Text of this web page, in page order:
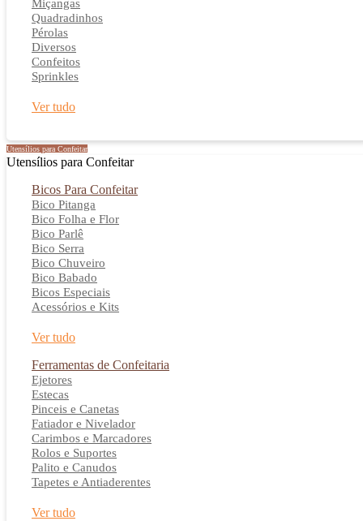
Miçangas
Quadradinhos
Pérolas
Diversos
Confeitos
Sprinkles
Ver tudo
Utensílios para Confeitar
Utensílios para Confeitar
Bicos Para Confeitar
Bico Pitanga
Bico Folha e Flor
Bico Parlê
Bico Serra
Bico Chuveiro
Bico Babado
Bicos Especiais
Acessórios e Kits
Ver tudo
Ferramentas de Confeitaria
Ejetores
Estecas
Pinceis e Canetas
Fatiador e Nivelador
Carimbos e Marcadores
Rolos e Suportes
Palito e Canudos
Tapetes e Antiaderentes
Ver tudo